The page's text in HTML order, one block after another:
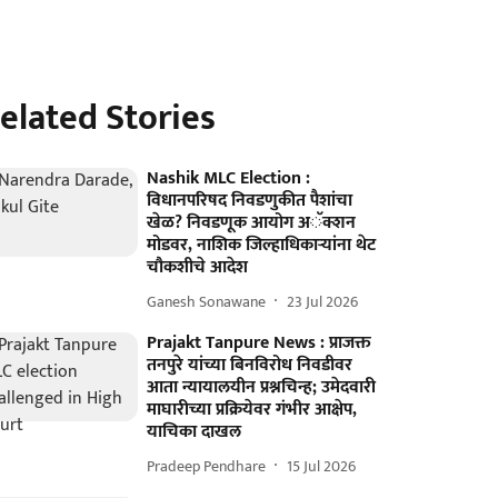
Stories
Nashik MLC Election :
विधानपरिषद निवडणुकीत पैशांचा
खेळ? निवडणूक आयोग अॅक्शन
मोडवर, नाशिक जिल्हाधिकाऱ्यांना थेट
चौकशीचे आदेश
Ganesh Sonawane 23 Jul 2026
Prajakt Tanpure News : प्राजक्त
तनपुरे यांच्या बिनविरोध निवडीवर
आता न्यायालयीन प्रश्नचिन्ह; उमेदवारी
माघारीच्या प्रक्रियेवर गंभीर आक्षेप,
याचिका दाखल
Pradeep Pendhare 15 Jul 2026